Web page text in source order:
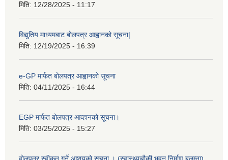
मिति: 12/28/2025 - 11:17
विद्युतिय माध्यमबाट बोलपत्र आह्वानको सूचना|
मिति: 12/19/2025 - 16:39
e-GP मार्फत बोलपत्र आह्वानको सूचना
मिति: 04/11/2025 - 16:44
EGP मार्फत बोलपत्र आव्हानको सूचना।
मिति: 03/25/2025 - 15:27